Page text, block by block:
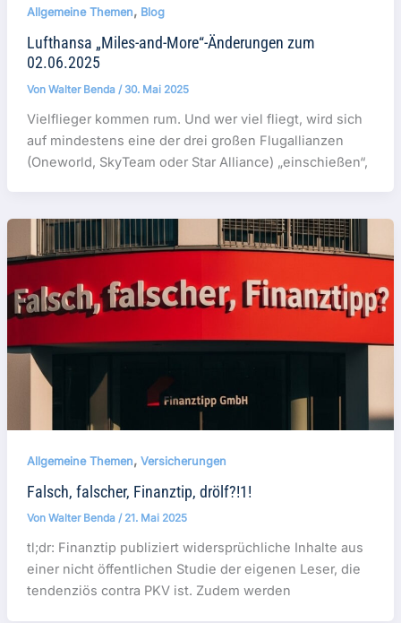
Allgemeine Themen, Blog
Lufthansa „Miles-and-More“-Änderungen zum
02.06.2025
Von Walter Benda / 30. Mai 2025
Vielflieger kommen rum. Und wer viel fliegt, wird sich
auf mindestens eine der drei großen Flugallianzen
(Oneworld, SkyTeam oder Star Alliance) „einschießen“,
Allgemeine Themen, Versicherungen
Falsch, falscher, Finanztip, drölf?!1!
Von Walter Benda / 21. Mai 2025
tl;dr: Finanztip publiziert widersprüchliche Inhalte aus
einer nicht öffentlichen Studie der eigenen Leser, die
tendenziös contra PKV ist. Zudem werden